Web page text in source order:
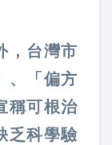
，台灣市
、「偏方
稱可根治
乏科學驗